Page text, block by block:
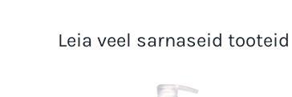
Leia veel sarnaseid tooteid